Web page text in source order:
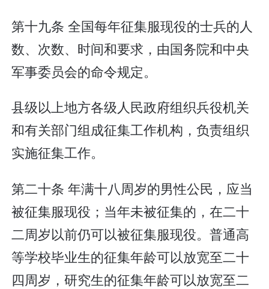
第十九条 全国每年征集服现役的士兵的人
数、次数、时间和要求，由国务院和中央
军事委员会的命令规定。
县级以上地方各级人民政府组织兵役机关
和有关部门组成征集工作机构，负责组织
实施征集工作。
第二十条 年满十八周岁的男性公民，应当
被征集服现役；当年未被征集的，在二十
二周岁以前仍可以被征集服现役。普通高
等学校毕业生的征集年龄可以放宽至二十
四周岁，研究生的征集年龄可以放宽至二